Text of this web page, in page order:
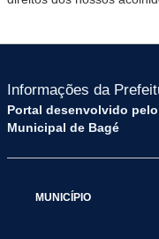
Informações da
Portal desenvolvido
Municipal de Bagé
MUNICÍPIO